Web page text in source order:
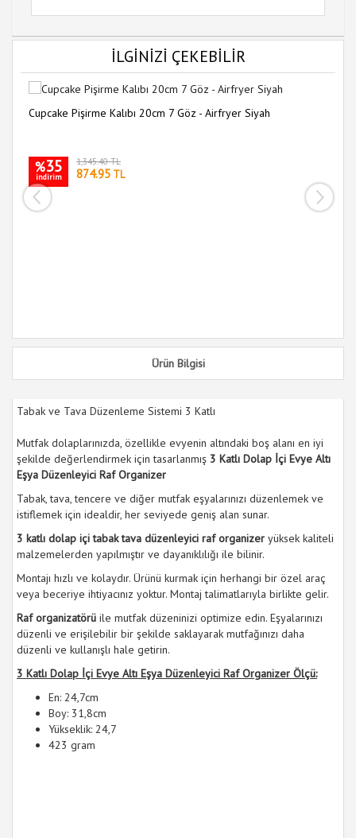
İLGİNİZİ ÇEKEBİLİR
Cupcake Pişirme Kalıbı 20cm 7 Göz - Airfryer Siyah
%35
indirim
1,345.40 TL
874.95 TL
Ürün Bilgisi
Tabak ve Tava Düzenleme Sistemi 3 Katlı
Mutfak dolaplarınızda, özellikle evyenin altındaki boş alanı en iyi
şekilde değerlendirmek için tasarlanmış 3 Katlı Dolap İçi Evye Altı
Eşya Düzenleyici Raf Organizer
Tabak, tava, tencere ve diğer mutfak eşyalarınızı düzenlemek ve
istiflemek için idealdir, her seviyede geniş alan sunar.
3 katlı dolap içi tabak tava düzenleyici raf organizer yüksek kaliteli
malzemelerden yapılmıştır ve dayanıklılığı ile bilinir.
Montajı hızlı ve kolaydır. Ürünü kurmak için herhangi bir özel araç
veya beceriye ihtiyacınız yoktur. Montaj talimatlarıyla birlikte gelir.
Raf organizatörü ile mutfak düzeninizi optimize edin. Eşyalarınızı
düzenli ve erişilebilir bir şekilde saklayarak mutfağınızı daha
düzenli ve kullanışlı hale getirin.
3 Katlı Dolap İçi Evye Altı Eşya Düzenleyici Raf Organizer Ölçü:
En: 24,7cm
Boy: 31,8cm
Yükseklik: 24,7
423 gram